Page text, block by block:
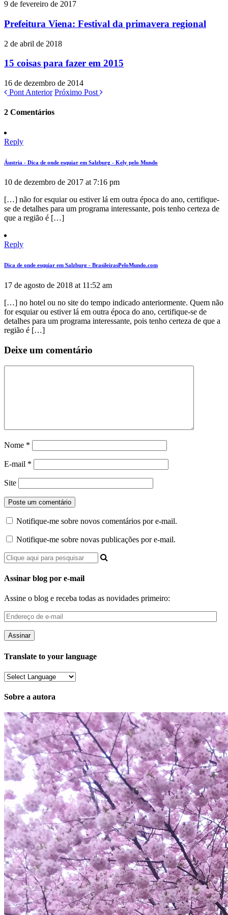
9 de fevereiro de 2017
Prefeitura Viena: Festival da primavera regional
2 de abril de 2018
15 coisas para fazer em 2015
16 de dezembro de 2014
Pont Anterior Próximo Post
2 Comentários
Reply
Áustria - Dica de onde esquiar em Salzburg - Kely pelo Mundo
10 de dezembro de 2017 at 7:16 pm
[…] não for esquiar ou estiver lá em outra época do ano, certifique-
se de detalhes para um programa interessante, pois tenho certeza de
que a região é […]
Reply
Dica de onde esquiar em Salzburg - BrasileirasPeloMundo.com
17 de agosto de 2018 at 11:52 am
[…] no hotel ou no site do tempo indicado anteriormente. Quem não
for esquiar ou estiver lá em outra época do ano, certifique-se de
detalhes para um programa interessante, pois tenho certeza de que a
região é […]
Deixe um comentário
Nome *
E-mail *
Site
Notifique-me sobre novos comentários por e-mail.
Notifique-me sobre novas publicações por e-mail.
Assinar blog por e-mail
Assine o blog e receba todas as novidades primeiro:
Endereço
de
e-
mail
Translate to your language
Sobre a autora